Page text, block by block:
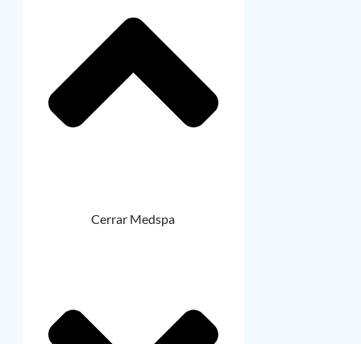
Cerrar Medspa